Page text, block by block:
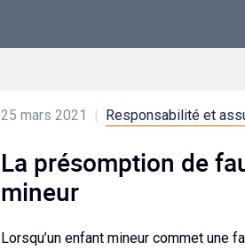
25 mars 2021 Responsabilité et
La présomption de
mineur
Lorsqu’un enfant mineur commet